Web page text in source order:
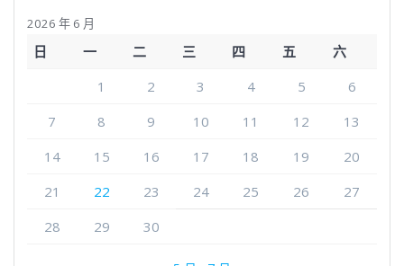
2026 年 6 月
日 一 二 三 四 五
六
1
2 3 4 5
6
7
8 9 10 11 12
13
14
15 16 17 18 19
20
21
22 23 24 25 26
27
28
29 30